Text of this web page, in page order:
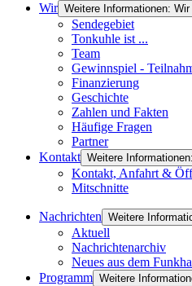
Wir Weitere Informationen: Wir
Sendegebiet
Tonkuhle ist ...
Team
Gewinnspiel -
Finanzierung
Geschichte
Zahlen und Fakten
Häufige Fragen
Partner
Kontakt Weitere
Kontakt, Anfahrt &
Mitschnitte
Nachrichten Weitere
Aktuell
Nachrichtenarchiv
Neues aus dem
Programm Weitere